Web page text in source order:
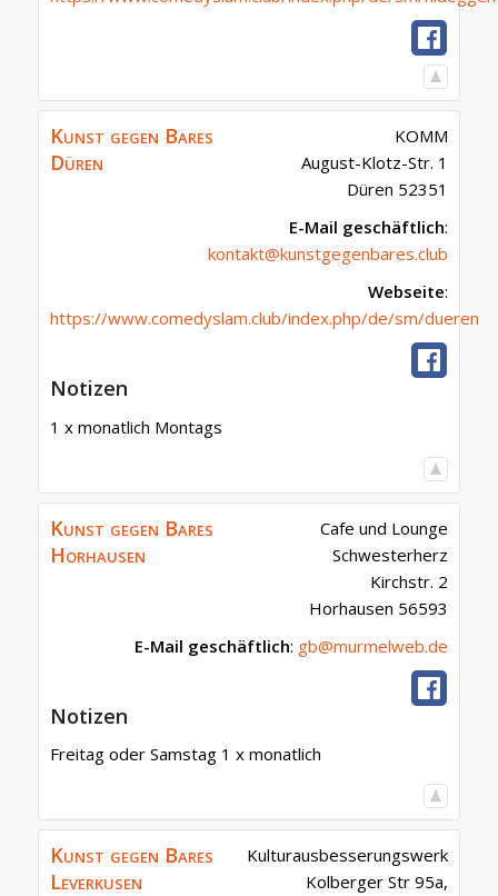
Kunst gegen Bares
Düren
KOMM
August-Klotz-Str. 1
Düren 52351
E-Mail geschäftlich:
kontakt@kunstgegenbares.club
Webseite:
https://www.comedyslam.club/index.php/de/sm/dueren
Notizen
1 x monatlich Montags
Kunst gegen Bares
Horhausen
Cafe und Lounge
Schwesterherz
Kirchstr. 2
Horhausen 56593
E-Mail geschäftlich: gb@murmelweb.de
Notizen
Freitag oder Samstag 1 x monatlich
Kunst gegen Bares
Leverkusen
Kulturausbesserungswerk
Kolberger Str 95a,